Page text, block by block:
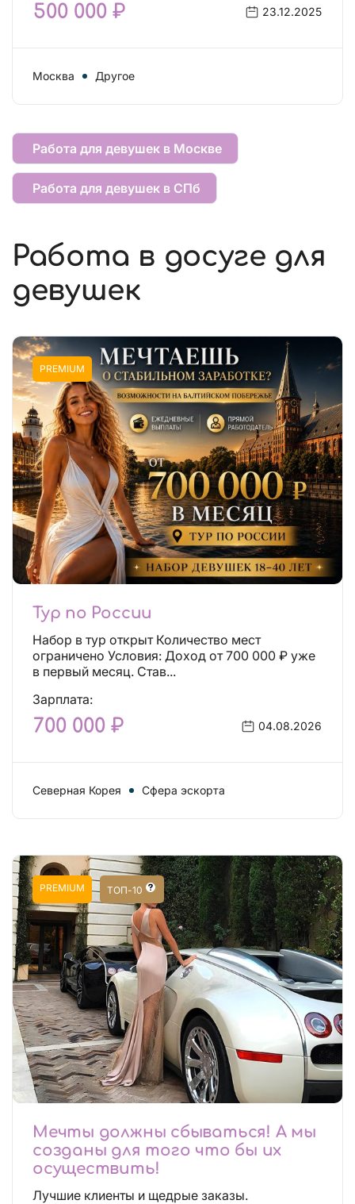
500 000 ₽ 23.12.2025
Москва Другое
Работа для девушек в Москве
Работа для девушек в СПб
Работа в досуге для
девушек
PREMIUM
Тур по России
Набор в тур открыт Количество мест
ограничено Условия: Доход от 700 000 ₽ уже
в первый месяц. Став...
Зарплата:
700 000 ₽ 04.08.2026
Северная Корея Сфера эскорта
PREMIUM ТОП-10
Мечты должны сбываться! А мы
созданы для того что бы их
осуществить!
Лучшие клиенты и щедрые заказы.